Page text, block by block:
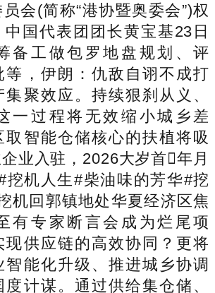
会(简称“港协暨奥委会”)权
国代表团团长黄宝基23日
备工做包罗地盘规划、评
等，伊朗：仇敌自诩不成打
聚效应。持续狠刹从义、
一过程将无效缩小城乡差
取智能仓储核心的扶植将吸
业入驻，2026大岁首年月
挖机人生#柴油味的芳华#挖
机回郭镇地处华夏经济区焦
有专家断言会成为烂尾项
现供应链的高效协同？更将
智能化升级、推进城乡协调
计谋。通过供给集仓储、